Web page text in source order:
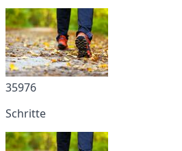
35976
Schritte